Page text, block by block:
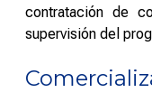
contratación de
supervisión del